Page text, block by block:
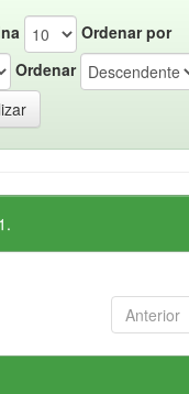
Ordenar por
Ordenar
Anterior